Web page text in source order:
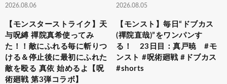
2026.08.06
【モンスターストライク】天
与呪縛 禪院真希使ってみ
た！！敵にふれる毎に斬りつ
ける＆停止後に最初にふれた
敵を殴る 真依 始めるよ【呪
術廻戦 第3弾コラボ】
2026.08.05
【モンスト】毎日“ドブカス
(禪院直哉)”をワンパンす
る！ 23日目：真戸暁 #モ
ンスト #呪術廻戦 #ドブカス
#shorts